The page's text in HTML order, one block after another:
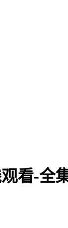
看-全